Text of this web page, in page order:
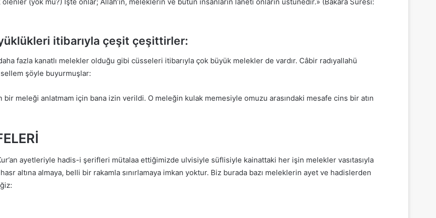
itibarıyla çeşit çeşittirler:
fazla kanatlı melekler olduğu gibi cüsseleri itibarıyla çok büyük melekler de vardır. Câbir radıyallahü
şöyle buyurmuşlar:
bir meleği anlatmam için bana izin verildi. O meleğin kulak memesiyle omuzu arasındaki mesafe cins bir atın
ayetleriyle hadis-i şerifleri mütalaa ettiğimizde ulvisiyle süflisiyle kainattaki her işin melekler vasıtasıyla
altına almaya, belli bir rakamla sınırlamaya imkan yoktur. Biz burada bazı meleklerin ayet ve hadislerden